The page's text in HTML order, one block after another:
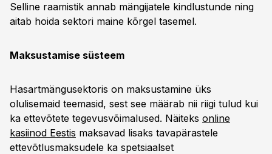
Selline raamistik annab mängijatele kindlustunde ning
aitab hoida sektori maine kõrgel tasemel.
Maksustamise süsteem
Hasartmängusektoris on maksustamine üks
olulisemaid teemasid, sest see määrab nii riigi tulud kui
ka ettevõtete tegevusvõimalused. Näiteks online
kasiinod Eestis maksavad lisaks tavapärastele
ettevõtlusmaksudele ka spetsiaalset